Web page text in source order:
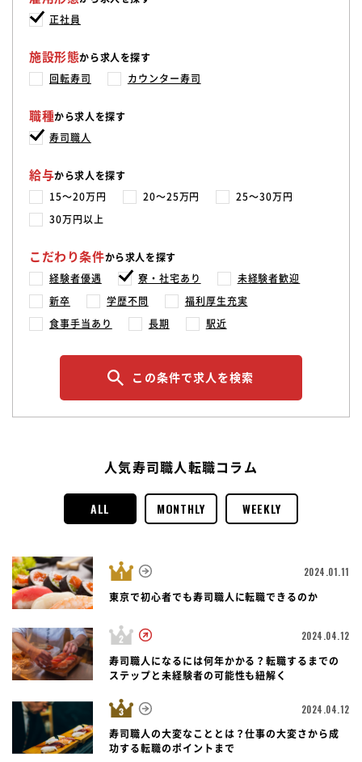
正社員
施設形態から求人を探す
回転寿司 カウンター寿司
職種から求人を探す
寿司職人
給与から求人を探す
15〜20万円 20〜25万円 25〜30万円
30万円以上
こだわり条件から求人を探す
経験者優遇 寮・社宅あり 未経験者歓迎
新卒 学歴不問 福利厚生充実
食事手当あり 長期 駅近
この条件で求人を検索
人気寿司職人転職コラム
ALL MONTHLY WEEKLY
2024.01.11
東京で初心者でも寿司職人に転職できるのか
2024.04.12
寿司職人になるには何年かかる？転職するまでの
ステップと未経験者の可能性も紐解く
2024.04.12
寿司職人の大変なこととは？仕事の大変さから成
功する転職のポイントまで